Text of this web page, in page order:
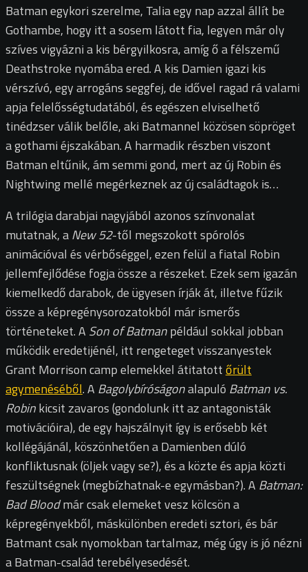
Batman egykori szerelme, Talia egy nap azzal állít be
Gothambe, hogy itt a sosem látott fia, legyen már oly
szíves vigyázni a kis bérgyilkosra, amíg ő a félszemű
Deathstroke nyomába ered. A kis Damien igazi kis
vérszívó, egy arrogáns seggfej, de idővel ragad rá valami
apja felelősségtudatából, és egészen elviselhető
tinédzser válik belőle, aki Batmannel közösen söpröget
a gothami éjszakában. A harmadik részben viszont
Batman eltűnik, ám semmi gond, mert az új Robin és
Nightwing mellé megérkeznek az új családtagok is…
A trilógia darabjai nagyjából azonos színvonalat
mutatnak, aNew 52-től megszokott spórolós
animációval és vérbőséggel, ezen felül a fiatal Robin
jellemfejlődése fogja össze a részeket. Ezek sem igazán
kiemelkedő darabok, de ügyesen írják át, illetve fűzik
össze a képregénysorozatokból már ismerős
történeteket. ASon of Batmanpéldául sokkal jobban
működik eredetijénél, itt rengeteget visszanyestek
Grant Morrison camp elemekkel átitatott őrült
agymenéséből. ABagolybíróságonalapuló Batman vs.
Robinkicsit zavaros (gondolunk itt az antagonisták
motivációira), de egy hajszálnyit így is erősebb két
kollégájánál, köszönhetően a Damienben dúló
konfliktusnak (öljek vagy se?), és a közte és apja közti
feszültségnek (megbízhatnak-e egymásban?). ABatman:
Bad Bloodmár csak elemeket vesz kölcsön a
képregényekből, máskülönben eredeti sztori, és bár
Batmant csak nyomokban tartalmaz, még úgy is jó nézni
a Batman-család terebélyesedését.